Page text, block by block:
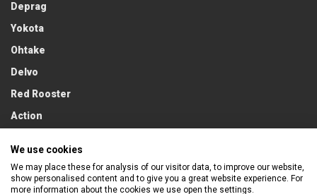
Deprag
Yokota
Ohtake
Delvo
Red Rooster
Action
We use cookies
We may place these for analysis of our visitor data, to improve our website,
show personalised content and to give you a great website experience. For
more information about the cookies we use open the settings.